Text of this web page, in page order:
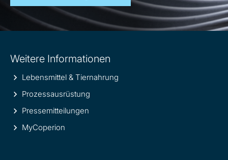
information
Weitere Informationen
Lebensmittel & Tiernahrung
Prozessausrüstung
Pressemitteilungen
MyCoperion